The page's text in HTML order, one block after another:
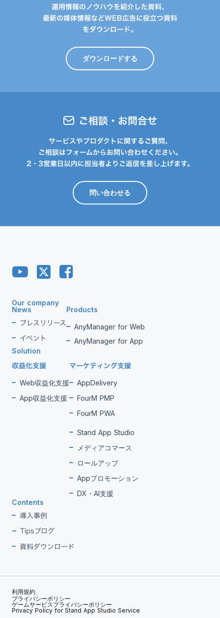
運用情報のノウハウを紹介した資料、
最新の媒体情報などWEB広告に役立つ資料
をダウンロード。
ダウンロードする
ご相談・お問合せ
サービスやプロダクトに関するご質問、
ご相談はフォームからお問い合わせください。
2・3営業日以内に担当者よりご返信を差し上げます。
問い合わせる
Our company
News
プレスリリース
イベント
Products
AnyManager for Web
AnyManager for App
Solution
収益化支援
Web収益化支援
App収益化支援
マーケティング支援
AppDelivery
FourM PMP
FourM PWA
Stand App Studio
メディアコマース
ロールアップ
Appプロモーション
DX・AI支援
Contents
導入事例
Tipsブログ
資料ダウンロード
利用規約
プライバシーポリシー
ゲームサービスプライバシーポリシー
Privacy Policy for Stand App Studio Service